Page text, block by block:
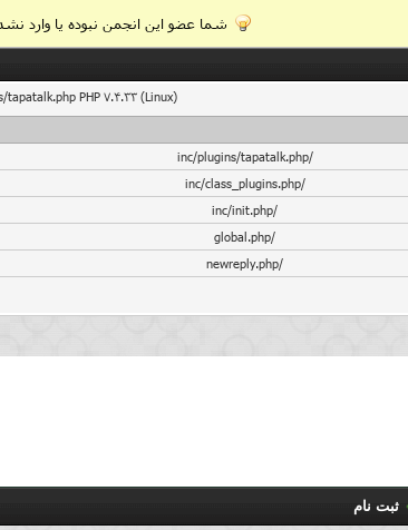
شما عضو این انجمن نبوده یا وارد
PHP 7.4.33 (Linux)
/inc/plugins/tapatalk.php
/inc/class_plugins.php
/inc/init.php
/global.php
/newreply.php
ثبت نام